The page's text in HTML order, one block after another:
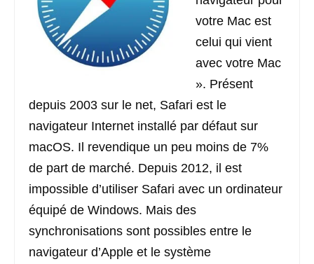
votre Mac est
celui qui vient
avec votre Mac
». Présent
depuis 2003 sur le net, Safari est le
navigateur Internet installé par défaut sur
macOS. Il revendique un peu moins de 7%
de part de marché. Depuis 2012, il est
impossible d’utiliser Safari avec un ordinateur
équipé de Windows. Mais des
synchronisations sont possibles entre le
navigateur d’Apple et le système